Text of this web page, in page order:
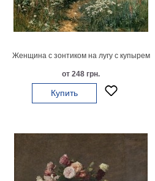
Женщина с зонтиком на лугу с купырем
от 248 грн.
Купить